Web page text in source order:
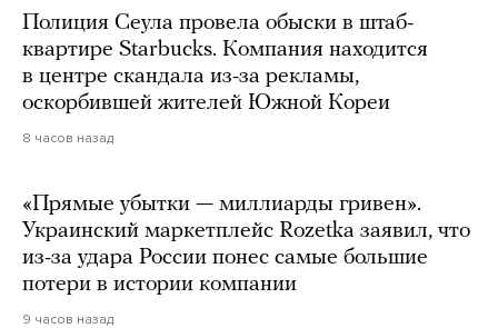
Полиция Сеула провела обыски в штаб-
квартире Starbucks. Компания находится
в центре скандала из-за рекламы,
оскорбившей жителей Южной Кореи
8 часов назад
«Прямые убытки — миллиарды гривен».
Украинский маркетплейс Rozetka заявил, что
из-за удара России понес самые большие
потери в истории компании
9 часов назад